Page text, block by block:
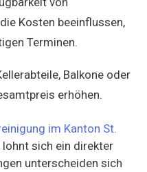
Kosten beeinflussen,
Terminen.
Balkone oder
erhöhen.
im Kanton St.
lohnt sich ein direkter
unterscheiden sich